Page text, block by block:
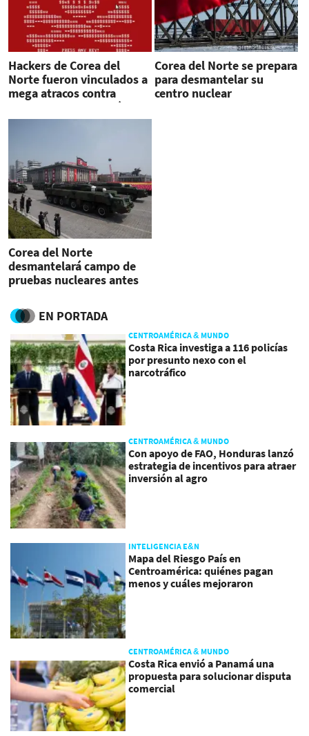
Hackers de Corea del
Norte fueron vinculados a
mega atracos contra
bancos en Latinoamérica
Corea del Norte se prepara
para desmantelar su
centro nuclear
Corea del Norte
desmantelará campo de
pruebas nucleares antes
EN PORTADA
CENTROAMÉRICA & MUNDO
Costa Rica investiga a 116 policías
por presunto nexo con el
narcotráfico
CENTROAMÉRICA & MUNDO
Con apoyo de FAO, Honduras lanzó
estrategia de incentivos para atraer
inversión al agro
INTELIGENCIA E&N
Mapa del Riesgo País en
Centroamérica: quiénes pagan
menos y cuáles mejoraron
CENTROAMÉRICA & MUNDO
Costa Rica envió a Panamá una
propuesta para solucionar disputa
comercial